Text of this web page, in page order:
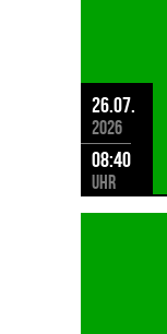
26.07.
2026
08:40
Uhr